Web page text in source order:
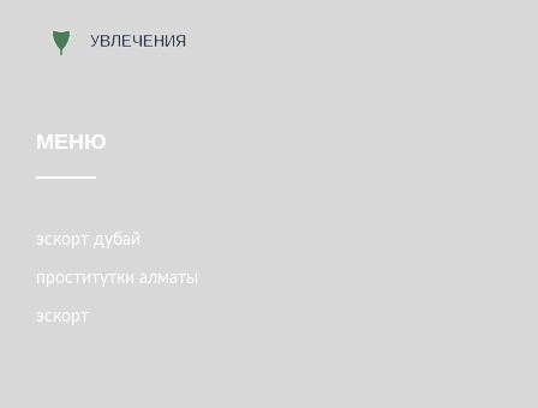
МЕНЮ
эскорт дубай
проститутки алматы
эскорт